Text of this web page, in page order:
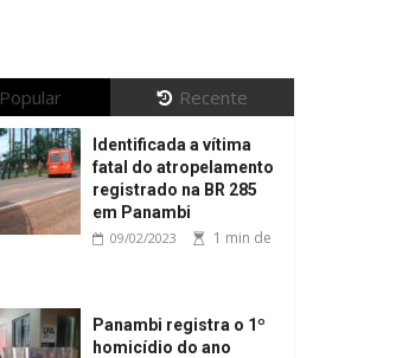
Popular Recente
Identificada a vítima
fatal do atropelamento
registrado na BR 285
em Panambi
09/02/2023
1 min de
Panambi registra o 1º
homicídio do ano